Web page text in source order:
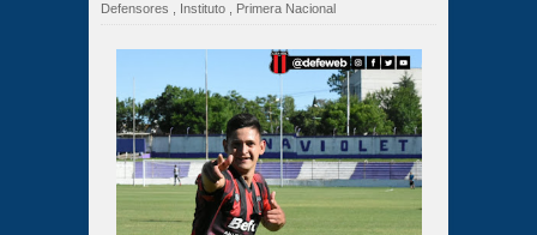
Defensores
Instituto Primera Nacional